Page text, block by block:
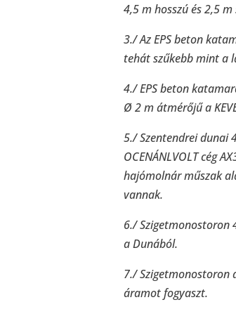
4,5 m hosszú és 2,5
3./ Az EPS beton
tehát szűkebb mint a
4./ EPS beton
Ø 2 m átmérőjű a
5./ Szentendrei dunai
OCENÁNLVOLT cég
hajómolnár műszak
vannak.
6./ Szigetmonostoron
a Dunából.
7./ Szigetmonostoron
áramot fogyaszt.